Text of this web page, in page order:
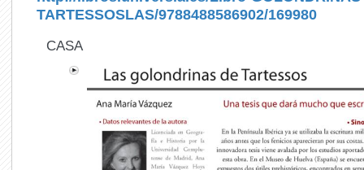
TARTESSOSLAS/9788488586902/169980
CASA